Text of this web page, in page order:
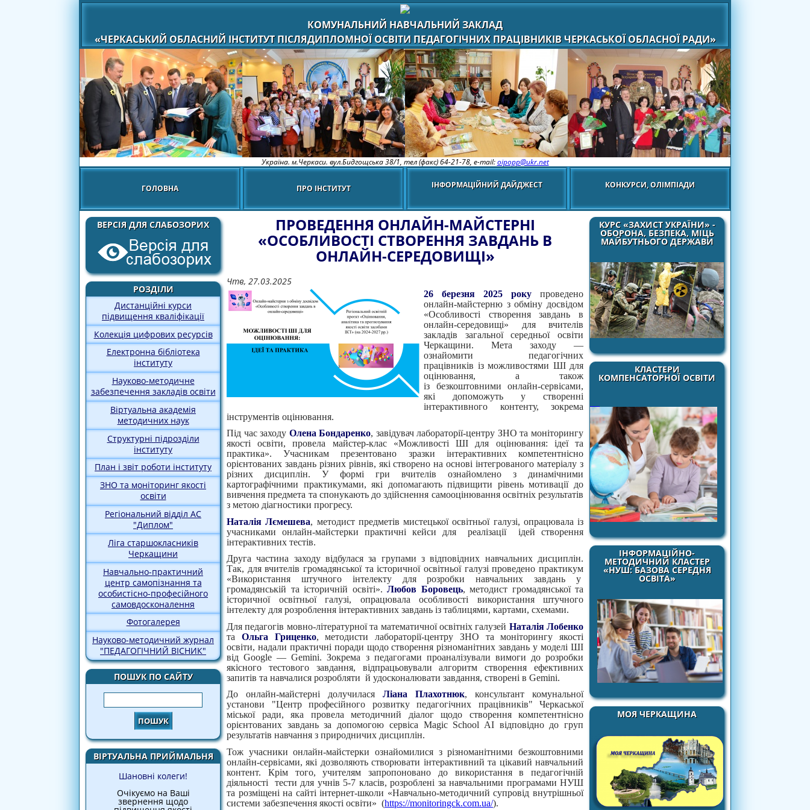
КОМУНАЛЬНИЙ НАВЧАЛЬНИЙ ЗАКЛАД
«ЧЕРКАСЬКИЙ ОБЛАСНИЙ ІНСТИТУТ ПІСЛЯДИПЛОМНОЇ ОСВІТИ ПЕДАГОГІЧНИХ ПРАЦІВНИКІВ ЧЕРКАСЬКОЇ ОБЛАСНОЇ РАДИ»
Україна. м.Черкаси. вул.Бидгощська 38/1, тел (факс) 64-21-78, e-mail:oipopp@ukr.net
ГОЛОВНА ПРО ІНСТИТУТ ІНФОРМАЦІЙНИЙ ДАЙДЖЕСТ КОНКУРСИ, ОЛІМПІАДИ
ВЕРСІЯ ДЛЯ СЛАБОЗОРИХ
РОЗДІЛИ
Дистанційні курси
підвищення кваліфікації
Колекція цифрових ресурсів
Електронна бібліотека
інституту
Науково-методичне
забезпечення закладів освіти
Віртуальна академія
методичних наук
Структурні підрозділи
інституту
План і звіт роботи інституту
ЗНО та моніторинг якості
освіти
Регіональний відділ АС
"Диплом"
Ліга старшокласників
Черкащини
Навчально-практичний
центр самопізнання та
особистісно-професійного
самовдосконалення
Фотогалерея
Науково-методичний журнал
"ПЕДАГОГІЧНИЙ ВІСНИК"
ПОШУК ПО САЙТУ
Пошук
ВІРТУАЛЬНА ПРИЙМАЛЬНЯ
Шановні колеги!
Очікуємо на Ваші
звернення щодо
КУРС «ЗАХИСТ УКРАЇНИ» -
ОБОРОНА, БЕЗПЕКА, МІЦЬ
МАЙБУТНЬОГО ДЕРЖАВИ
КЛАСТЕРИ
КОМПЕНСАТОРНОЇ ОСВІТИ
ІНФОРМАЦІЙНО-
МЕТОДИЧНИЙ КЛАСТЕР
«НУШ: БАЗОВА СЕРЕДНЯ
ОСВІТА»
МОЯ ЧЕРКАЩИНА
ПРОВЕДЕННЯ ОНЛАЙН-МАЙСТЕРНІ
«ОСОБЛИВОСТІ СТВОРЕННЯ ЗАВДАНЬ В
ОНЛАЙН-СЕРЕДОВИЩІ»
Чтв, 27.03.2025
26 березня 2025 року проведено
онлайн-майстерню з обміну досвідом
«Особливості створення завдань в
онлайн-середовищі» для вчителів
закладів загальної середньої освіти
Черкащини. Мета заходу —
ознайомити педагогічних
працівників із можливостями ШІ для
оцінювання, а також
із безкоштовними онлайн-сервісами,
які допоможуть у створенні
інтерактивного контенту, зокрема
інструментів оцінювання.
Під час заходу Олена Бондаренко, завідувач лабораторії-центру ЗНО та моніторингу
якості освіти, провела майстер-клас «Можливості ШІ для оцінювання: ідеї та
практика». Учасникам презентовано зразки інтерактивних компетентнісно
орієнтованих завдань різних рівнів, які створено на основі інтегрованого матеріалу з
різних дисциплін. У формі гри вчителів ознайомлено з динамічними
картографічними практикумами, які допомагають підвищити рівень мотивації до
вивчення предмета та спонукають до здійснення самооцінювання освітніх результатів
з метою діагностики прогресу.
Наталія Лємешева, методист предметів мистецької освітньої галузі, опрацювала із
учасниками онлайн-майстерки практичні кейси для реалізації ідей створення
інтерактивних тестів.
Друга частина заходу відбулася за групами з відповідних навчальних дисциплін.
Так, для вчителів громадянської та історичної освітньої галузі проведено практикум
«Використання штучного інтелекту для розробки навчальних завдань у
громадянській та історичній освіті». Любов Боровець, методист громадянської та
історичної освітньої галузі, опрацювала особливості використання штучного
інтелекту для розроблення інтерактивних завдань із таблицями, картами, схемами.
Для педагогів мовно-літературної та математичної освітніх галузей Наталія Лобенко
та Ольга Гриценко, методисти лабораторії-центру ЗНО та моніторингу якості
освіти, надали практичні поради щодо створення різноманітних завдань у моделі ШІ
від Google — Gemini. Зокрема з педагогами проаналізували вимоги до розробки
якісного тестового завдання, відпрацьовували алгоритм створення ефективних
запитів та навчалися розробляти й удосконалювати завдання, створені в Gemini.
До онлайн-майстерні долучилася Ліана Плахотнюк, консультант комунальної
установи "Центр професійного розвитку педагогічних працівників" Черкаської
міської ради, яка провела методичний діалог щодо створення компетентнісно
орієнтованих завдань за допомогою сервіса Magic School AI відповідно до груп
результатів навчання з природничих дисциплін.
Тож учасники онлайн-майстерки ознайомилися з різноманітними безкоштовними
онлайн-сервісами, які дозволяють створювати інтерактивний та цікавий навчальний
контент. Крім того, учителям запропоновано до використання в педагогічній
діяльності тести для учнів 5-7 класів, розроблені за навчальними програмами НУШ
та розміщені на сайті інтернет-школи «Навчально-методичний супровід внутрішньої
системи забезпечення якості освіти» (https://monitoringck.com.ua/).